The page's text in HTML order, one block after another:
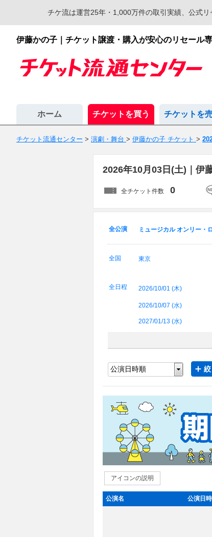
チケ流は運営25年・1,000万件の取引実績、公式
伊藤かの子｜チケット譲渡・購入が安心のリセール
ホーム チケットを買う チケットを
チケット流通センター > 演劇・舞台 > 伊藤かの子 チケット >
2026年10月03日(土)｜伊
全チケット件数 0
全公演 ミュージカル オンリー・
全国 東京
全日程 2026/10/01 (木)
2026/10/07 (水)
2027/01/13 (水)
アイコンの説明
公演名 公演日時